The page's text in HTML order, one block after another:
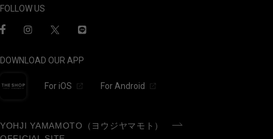
FOLLOW US
DOWNLOAD OUR APP
For iOS For Android
YOHJI YAMAMOTO（ヨウジヤマモト）